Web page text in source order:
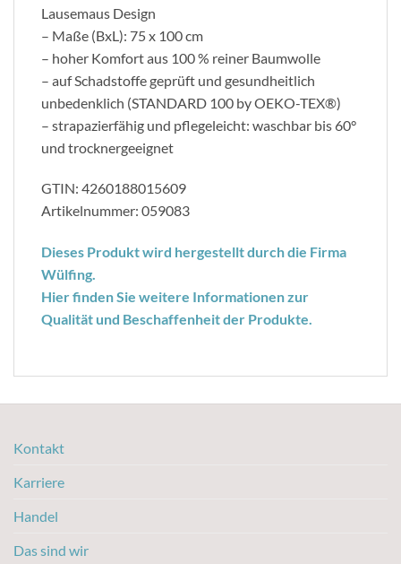
Lausemaus Design
– Maße (BxL): 75 x 100 cm
– hoher Komfort aus 100 % reiner Baumwolle
– auf Schadstoffe geprüft und gesundheitlich
unbedenklich (STANDARD 100 by OEKO-TEX®)
– strapazierfähig und pflegeleicht: waschbar bis 60°
und trocknergeeignet
GTIN: 4260188015609
Artikelnummer: 059083
Dieses Produkt wird hergestellt durch die Firma
Wülfing.
Hier finden Sie weitere Informationen zur
Qualität und Beschaffenheit der Produkte.
Kontakt
Karriere
Handel
Das sind wir